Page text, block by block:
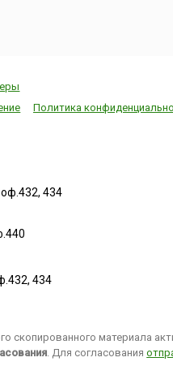
Политика
оф.432, 434
434
материала
. Для согласования